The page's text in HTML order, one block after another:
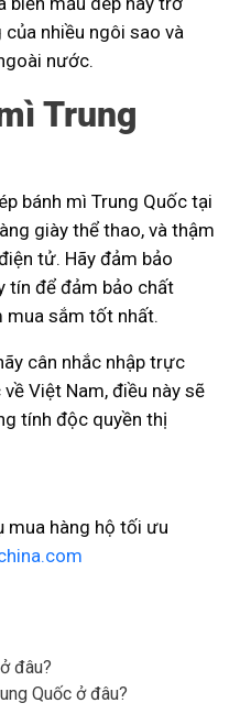
nhiều ngôi sao và
nước.
Trung
bánh mì Trung Quốc tại
giày thể thao, và thậm
tử. Hãy đảm bảo
tín để đảm bảo chất
mua sắm tốt nhất.
cân nhắc nhập trực
Việt Nam, điều này sẽ
tính độc quyền thị
mua hàng hộ tối ưu
Quốc ở đâu?